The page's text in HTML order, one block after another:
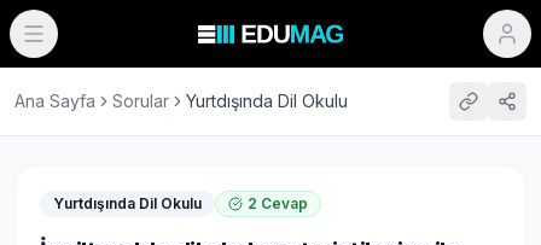
Ana Sayfa Sorular Yurtdışında Dil Okulu
Yurtdışında Dil Okulu 2 Cevap